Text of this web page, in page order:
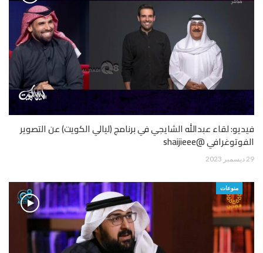
فيديو: لقاء عبدالله الشايجي في برنامج (ليالي الكويت) عن التصوير
الفوتوغرافي @shaijieee
29 ديسمبر 2023
منوعات